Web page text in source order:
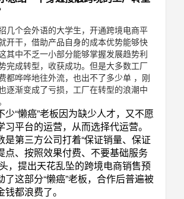
几个会外语的大学生，开通跨境电商平
开干，借助产品自身的成本优势能够快
其中不乏一小部分能够掌握发展趋势利
完成转型，收获成功。但是大多数工厂
都哗哗地往外流，也出不了多少单 ，刚
逐渐变成了亏损，工厂在转型的浪潮中
少“懒癌”老板因为缺少人才，又不愿
习平台的运营，从而选择代运营。
是第三方公司打着“保证销量、保证
点、按照效果付费、不要基础服务
，提出天花乱坠的跨境电商销售预
了这部分“懒癌”老板，合作后普遍被
都浪费了。